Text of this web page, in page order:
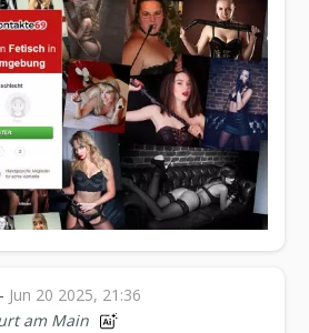
Jun 20 2025, 21:36
am Main